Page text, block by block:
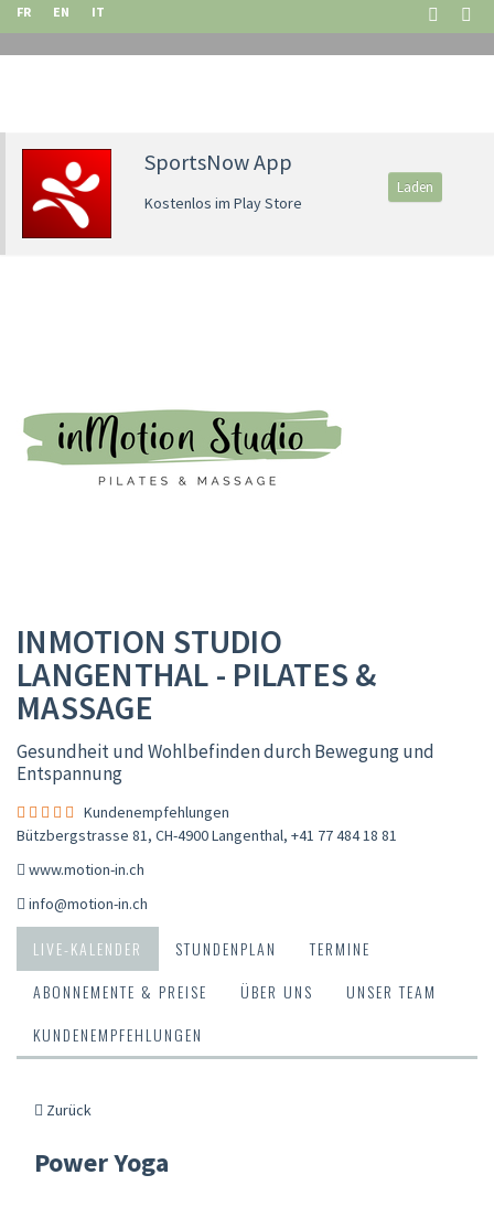
FR EN IT
SportsNow App
Kostenlos im Play Store
Laden
INMOTION STUDIO
LANGENTHAL - PILATES &
MASSAGE
Gesundheit und Wohlbefinden durch Bewegung und
Entspannung
Kundenempfehlungen
Bützbergstrasse 81, CH-4900 Langenthal, +41 77 484 18 81
www.motion-in.ch
info@motion-in.ch
LIVE-KALENDER STUNDENPLAN
TERMINE
ABONNEMENTE & PREISE
ÜBER UNS
UNSER TEAM
KUNDENEMPFEHLUNGEN
Zurück
Power Yoga